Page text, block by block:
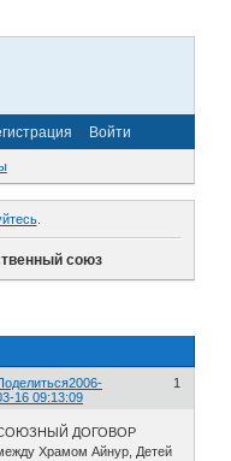
Войти
.
союз
1
2006-
16 09:13:09
ДОГОВОР
Храмом Айнур, Детей